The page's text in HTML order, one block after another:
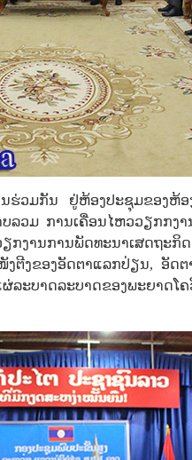
ວມກັນ ຢູ່ຫ້ອງປະຊຸມຂອງຫ້ອ
ວມ ການເຄື່ອນໄຫວວຽກກງ
ກງານການພັດທະນາເສດຖະກິ
ງຂອງອັດຕາແລກປ່ຽນ, ອັດຕ
ລະບາດລະບາດຂອງພະຍາດໂ